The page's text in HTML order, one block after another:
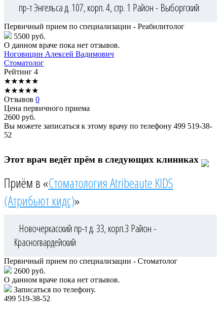
пр-т Энгельса д. 107, корп. 4, стр. 1 Район - Выборгский
Первичный прием по специализации - Реабилитолог
5500 руб.
О данном враче пока нет отзывов.
Ноговицин Алексей Вадимович
Стоматолог
Рейтинг 4
★★★★★
★★★★★
Отзывов 0
Цена первичного приема
2600 руб.
Вы можете записаться к этому врачу по телефону 499 519-38-
52
Этот врач ведёт прём в следующих клиниках
Приём в «Стоматология Atribeaute KIDS
(Атрибьют кидс)»
Новочеркасский пр-т д. 33, корп.3 Район -
Красногвардейский
Первичный прием по специализации - Стоматолог
2600 руб.
О данном враче пока нет отзывов.
Записаться по телефону.
499 519-38-52